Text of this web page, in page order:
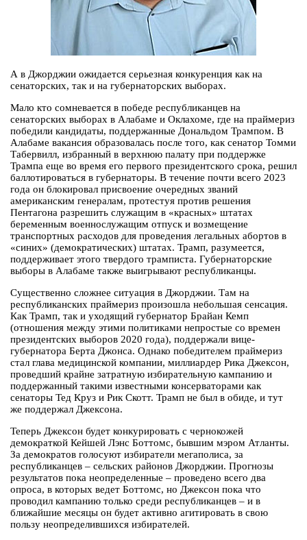
А в Джорджии ожидается серьезная конкуренция как на
сенаторских, так и на губернаторских выборах.
Мало кто сомневается в победе республиканцев на
сенаторских выборах в Алабаме и Оклахоме, где на праймериз
победили кандидаты, поддержанные Дональдом Трампом. В
Алабаме вакансия образовалась после того, как сенатор Томми
Табервилл, избранный в верхнюю палату при поддержке
Трампа еще во время его первого президентского срока, решил
баллотироваться в губернаторы. В течение почти всего 2023
года он блокировал присвоение очередных званий
американским генералам, протестуя против решения
Пентагона разрешить служащим в «красных» штатах
беременным военнослужащим отпуск и возмещение
транспортных расходов для проведения легальных абортов в
«синих» (демократических) штатах. Трамп, разумеется,
поддерживает этого твердого трамписта. Губернаторские
выборы в Алабаме также выигрывают республиканцы.
Существенно сложнее ситуация в Джорджии. Там на
республиканских праймериз произошла небольшая сенсация.
Как Трамп, так и уходящий губернатор Брайан Кемп
(отношения между этими политиками непростые со времен
президентских выборов 2020 года), поддержали вице-
губернатора Берта Джонса. Однако победителем праймериз
стал глава медицинской компании, миллиардер Рика Джексон,
проведший крайне затратную избирательную кампанию и
поддержанный такими известными консерваторами как
сенаторы Тед Круз и Рик Скотт. Трамп не был в обиде, и тут
же поддержал Джексона.
Теперь Джексон будет конкурировать с чернокожей
демократкой Кейшей Лэнс Боттомс, бывшим мэром Атланты.
За демократов голосуют избиратели мегаполиса, за
республиканцев – сельских районов Джорджии. Прогнозы
результатов пока неопределенные – проведено всего два
опроса, в которых ведет Боттомс, но Джексон пока что
проводил кампанию только среди республиканцев – и в
ближайшие месяцы он будет активно агитировать в свою
пользу неопределившихся избирателей.